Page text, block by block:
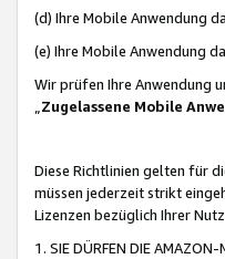
(d) Ihre Mobile Anwendung
(e) Ihre Mobile Anwendung
Wir prüfen Ihre Anwendung
„Zugelassene Mobile
Diese Richtlinien gelten für
müssen jederzeit strikt
Lizenzen bezüglich Ihrer
1. SIE DÜRFEN DIE